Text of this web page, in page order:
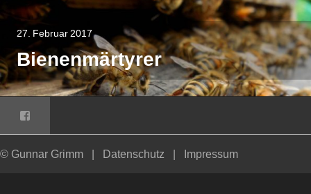
27. Februar 2017
Bienenmärtyrer
Facebook
© Gunnar Grimm | Datenschutz | Impressum